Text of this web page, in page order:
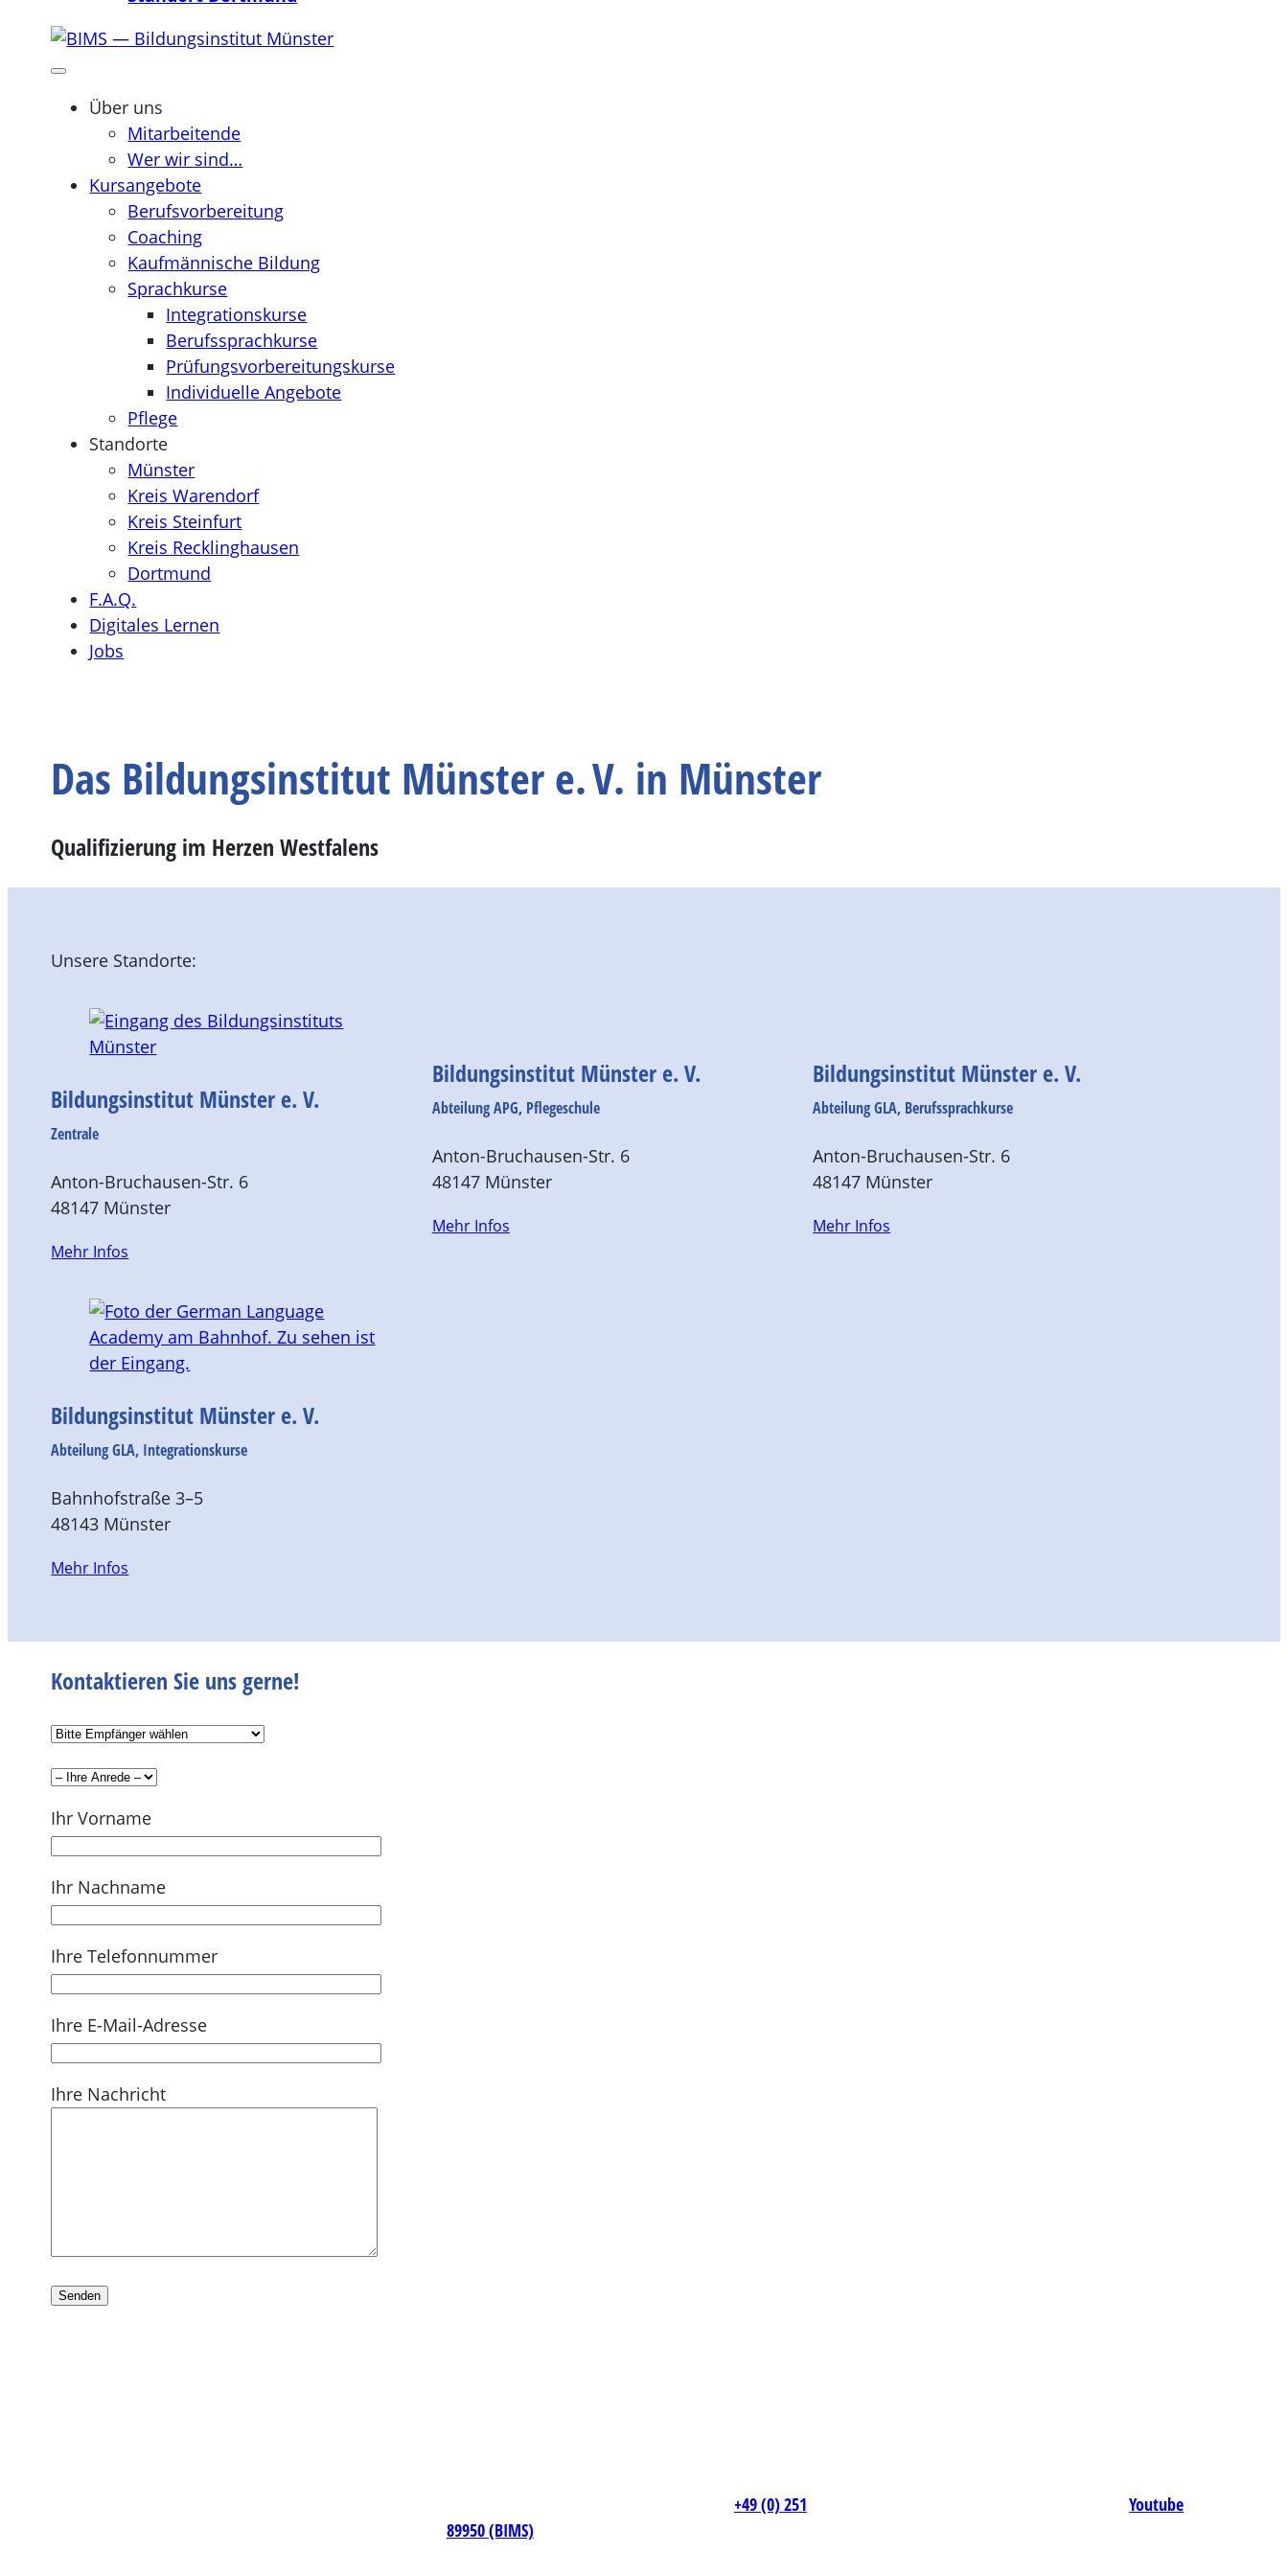
Über uns
Mitarbeitende
Wer wir sind…
Kursangebote
Berufsvorbereitung
Coaching
Kaufmännische Bildung
Sprachkurse
Integrationskurse
Berufssprachkurse
Prüfungsvorbereitungskurse
Individuelle Angebote
Pflege
Standorte
Münster
Kreis Warendorf
Kreis Steinfurt
Kreis Recklinghausen
Dortmund
F.A.Q.
Digitales Lernen
Jobs
Das Bildungsinstitut Münster e. V. in Münster
Qualifizierung im Herzen Westfalens
Unsere Standorte:
Bildungsinstitut Münster e. V.
Zentrale
Anton-Bruchausen-Str. 6
48147 Münster
Mehr Infos
Bildungsinstitut Münster e. V.
Abteilung APG, Pflegeschule
Anton-Bruchausen-Str. 6
48147 Münster
Mehr Infos
Bildungsinstitut Münster e. V.
Abteilung GLA, Berufssprachkurse
Anton-Bruchausen-Str. 6
48147 Münster
Mehr Infos
Bildungsinstitut Münster e. V.
Abteilung GLA, Integrationskurse
Bahnhofstraße 3–5
48143 Münster
Mehr Infos
Kontaktieren Sie uns gerne!
Ihr Vorname
Ihr Nachname
Ihre Telefonnummer
Ihre E-Mail-Adresse
Ihre Nachricht
+49 (0) 251
89950 (BIMS)
Youtube